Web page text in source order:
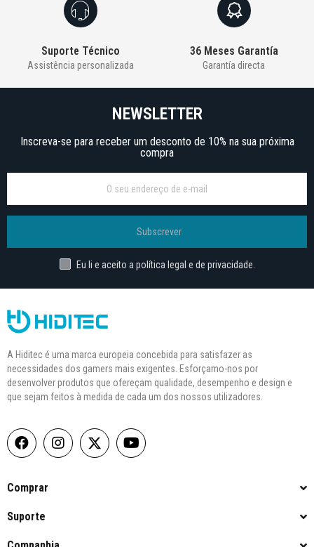
Suporte Técnico
Assistência personalizada
36 Meses Garantía
Garantía directa
NEWSLETTER
Inscreva-se para receber um desconto de 10% na sua próxima
compra
Subscrever
Eu li e aceito a política legal e de privacidade.
A Hiditec é uma marca europeia concebida para satisfazer as
necessidades dos gamers mais exigentes. Esforçamo-nos por
desenvolver produtos que ofereçam qualidade, desempenho e design e
que sejam feitos à medida de cada um dos nossos utilizadores.
Comprar
Suporte